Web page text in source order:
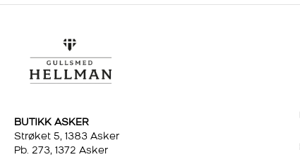
BUTIKK ASKER
Strøket 5, 1383 Asker
Pb. 273, 1372 Asker